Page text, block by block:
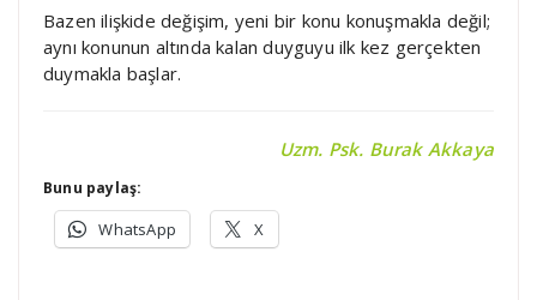
Bazen ilişkide değişim, yeni bir konu konuşmakla değil;
aynı konunun altında kalan duyguyu ilk kez gerçekten
duymakla başlar.
Uzm. Psk. Burak Akkaya
Bunu paylaş:
WhatsApp X